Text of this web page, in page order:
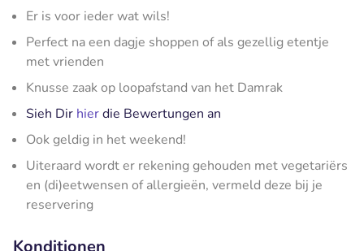
Er is voor ieder wat wils!
Perfect na een dagje shoppen of als gezellig etentje
met vrienden
Knusse zaak op loopafstand van het Damrak
Sieh Dir hierdie Bewertungen an
Ook geldig in het weekend!
Uiteraard wordt er rekening gehouden met vegetariërs
en (di)eetwensen of allergieën, vermeld deze bij je
reservering
Konditionen